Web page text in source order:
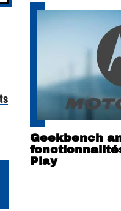
Geekbench
Play